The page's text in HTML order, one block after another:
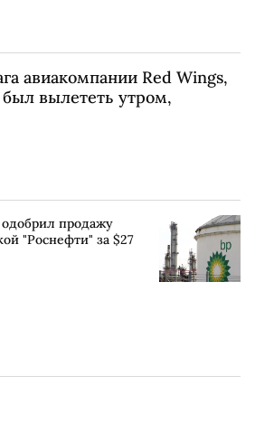
авиакомпании Red Wings,
вылететь утром,
одобрил продажу
"Роснефти" за $27